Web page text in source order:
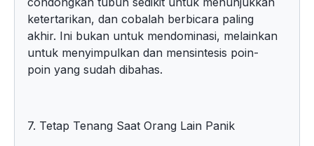
ketertarikan, dan cobalah berbicara paling
akhir. Ini bukan untuk mendominasi, melainkan
untuk menyimpulkan dan mensintesis poin-
poin yang sudah dibahas.
7. Tetap Tenang Saat Orang Lain Panik